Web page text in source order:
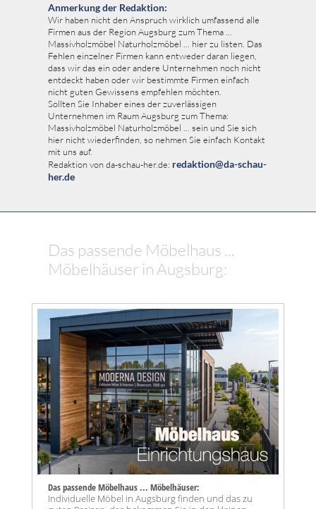
Anmerkung der Redaktion:
Wir haben nicht den Anspruch wirklich umfassend alle
Firmen aus der Region Augsburg zum Thema ...
Massivholzmöbel Naturholzmöbel ... hier zu listen. Das
Fehlen einzelner Firmen kann entweder daran liegen,
dass wir das ein oder andere Unternehmen noch nicht
entdeckt haben oder wir bestimmte Firmen einfach
nicht guten Gewissens empfehlen möchten.
Sollten Sie Inhaber eines der zuverlässigen
Unternehmen im Raum Augsburg zum Thema:
Massivholzmöbel Naturholzmöbel ... sein und Sie sich
hier nicht wiederfinden, so nehmen Sie einfach Kontakt
mit uns auf.
Redaktion von da-schau-her.de: redaktion@da-schau-
her.de
Das passende Möbelhaus ...
Möbelhäuser in Augsburg:
Das passende Möbelhaus ... Möbelhäuser:
Individuelle Möbel in Augsburg finden und das zu